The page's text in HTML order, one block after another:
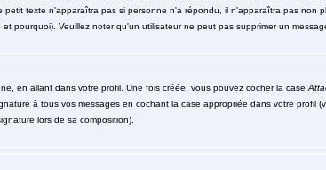
texte n'apparaîtra pas si personne n'a répondu, il n'apparaîtra pas non
pourquoi). Veuillez noter qu'un utilisateur ne peut pas supprimer un
en allant dans votre profil. Une fois créée, vous pouvez cocher la case
à tous vos messages en cochant la case appropriée dans votre profil
lors de sa composition).